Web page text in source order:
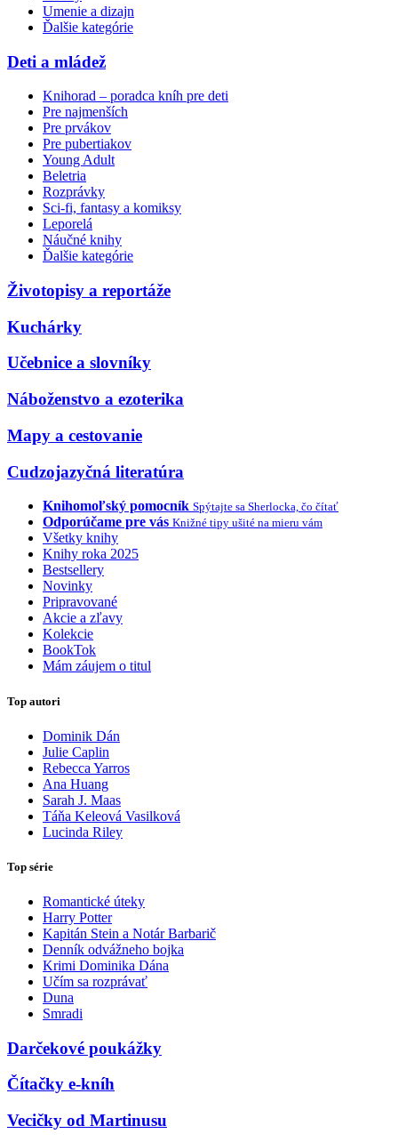
Umenie a dizajn
Ďalšie kategórie
Deti a mládež
Knihorad – poradca kníh pre deti
Pre najmenších
Pre prvákov
Pre pubertiakov
Young Adult
Beletria
Rozprávky
Sci-fi, fantasy a komiksy
Leporelá
Náučné knihy
Ďalšie kategórie
Životopisy a reportáže
Kuchárky
Učebnice a slovníky
Náboženstvo a ezoterika
Mapy a cestovanie
Cudzojazyčná literatúra
Knihomoľský pomocník Spýtajte sa Sherlocka, čo čítať
Odporúčame pre vás Knižné tipy ušité na mieru vám
Všetky knihy
Knihy roka 2025
Bestsellery
Novinky
Pripravované
Akcie a zľavy
Kolekcie
BookTok
Mám záujem o titul
Top autori
Dominik Dán
Julie Caplin
Rebecca Yarros
Ana Huang
Sarah J. Maas
Táňa Keleová Vasilková
Lucinda Riley
Top série
Romantické úteky
Harry Potter
Kapitán Stein a Notár Barbarič
Denník odvážneho bojka
Krimi Dominika Dána
Učím sa rozprávať
Duna
Smradi
Darčekové poukážky
Čítačky e-kníh
Vecičky od Martinusu